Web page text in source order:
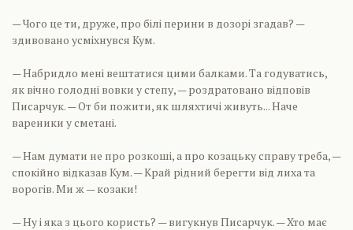
— Чого це ти, друже, про білі перини в дозорі згадав? —
здивовано усміхнувся Кум.
— Набридло мені вештатися цими балками. Та годуватись,
як вічно голодні вовки у степу, — роздратовано відповів
Писарчук. — От би пожити, як шляхтичі живуть... Наче
вареники у сметані.
— Нам думати не про розкоші, а про козацьку справу треба, —
спокійно відказав Кум. — Край рідний берегти від лиха та
ворогів. Ми ж — козаки!
— Ну і яка з цього користь? — вигукнув Писарчук. — Хто має